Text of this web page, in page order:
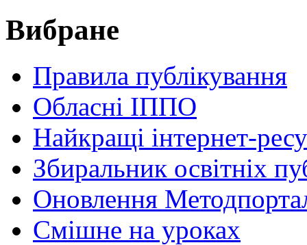
Вибране
Правила публікування
Обласні ІППО
Найкращі інтернет-
Збиральник освітніх
Оновлення
Cмішне на уроках